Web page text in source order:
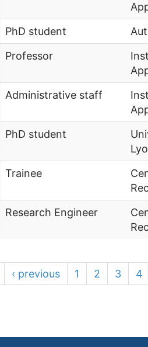
PhD student
Professor
Administrative staff
PhD student
Trainee
Research Engineer
‹ previous 1 2 3 4